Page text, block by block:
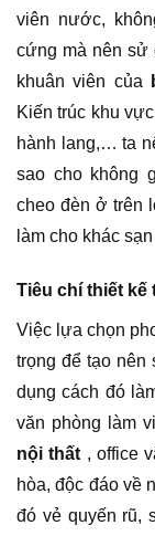
viên nước,
cứng mà nên sử
khuân viên của
Kiến trúc khu
hành lang,… ta
sao cho không
cheo đèn ở trên
làm cho khác
Tiêu chí thiết
Việc lựa chọn
trọng để tạo nên
dụng cách đó
văn phòng làm
nội thất , office
hòa, độc đáo về
đó vẻ quyến rũ,